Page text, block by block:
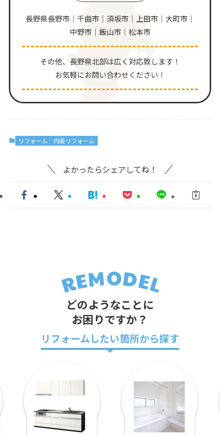
長野県長野市｜千曲市｜須坂市｜上田市｜大町市｜
中野市｜飯山市｜松本市
その他、⻑野県北部は広く対応致します！
お気軽にお問い合わせください！
リフォーム 内装リフォーム
よかったらシェアしてね！
どのようなことに
お困りですか？
リフォームしたい箇所から探す